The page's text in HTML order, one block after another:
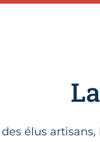
élus